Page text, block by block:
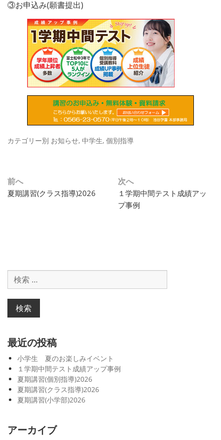
③お申込み(願書提出)
カテゴリー別 お知らせ, 中学生, 個別指導
投
稿
ー
シ
ョ
ン
前へ
過
夏期講習(クラス指導)2026
次へ
次
の
１学期中間テスト成績アッ
プ事例
最近の投稿
小学生 夏のお楽しみイベント
１学期中間テスト成績アップ事例
夏期講習(個別指導)2026
夏期講習(クラス指導)2026
夏期講習(小学部)2026
アーカイブ